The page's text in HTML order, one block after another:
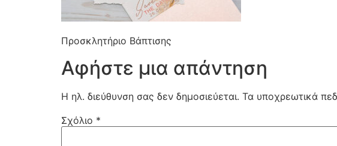
Προσκλητήριο Βάπτισης
Αφήστε μια απάντηση
Η ηλ. διεύθυνση σας δεν δημοσιεύεται. Τα υποχρεωτικά
Σχόλιο *